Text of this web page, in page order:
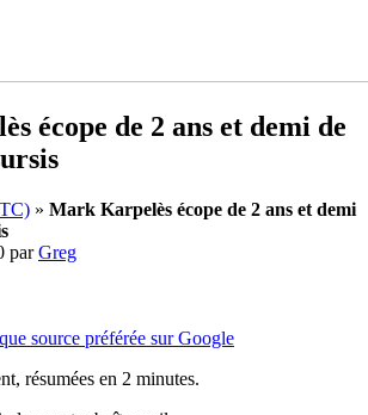
écope de 2 ans et demi de
» Mark Karpelès écope de 2 ans et demi
parGreg
source préférée sur Google
résumées en 2 minutes.